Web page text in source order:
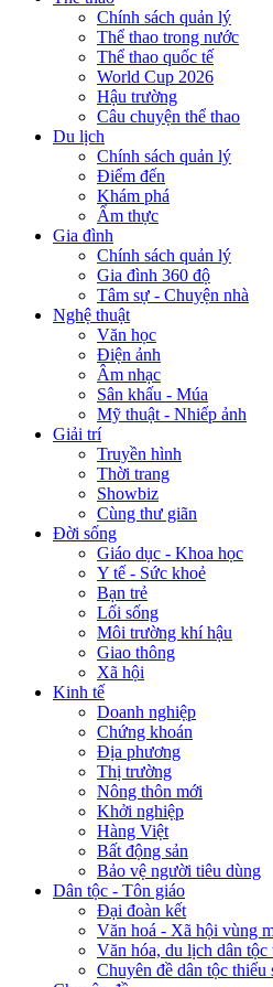
Chính sách quản lý
Thể thao trong nước
Thể thao quốc tế
World Cup 2026
Hậu trường
Câu chuyện thể thao
Du lịch
Chính sách quản lý
Điểm đến
Khám phá
Ẩm thực
Gia đình
Chính sách quản lý
Gia đình 360 độ
Tâm sự - Chuyện nhà
Nghệ thuật
Văn học
Điện ảnh
Âm nhạc
Sân khấu - Múa
Mỹ thuật - Nhiếp ảnh
Giải trí
Truyền hình
Thời trang
Showbiz
Cùng thư giãn
Đời sống
Giáo dục - Khoa học
Y tế - Sức khoẻ
Bạn trẻ
Lối sống
Môi trường khí hậu
Giao thông
Xã hội
Kinh tế
Doanh nghiệp
Chứng khoán
Địa phương
Thị trường
Nông thôn mới
Khởi nghiệp
Hàng Việt
Bất động sản
Bảo vệ người tiêu dùng
Dân tộc - Tôn giáo
Đại đoàn kết
Văn hoá - Xã hội vùng
Văn hóa, du lịch dân tộc
Chuyên đề dân tộc thiểu